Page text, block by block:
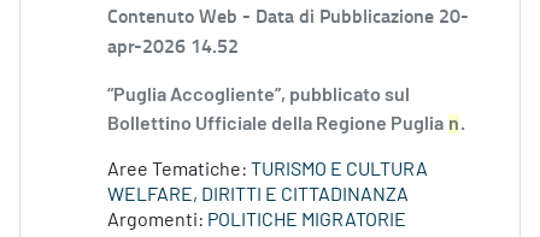
Contenuto Web - Data di Pubblicazione 20-
apr-2026 14.52
“Puglia Accogliente”, pubblicato sul
Bollettino Ufficiale della Regione Puglia n.
Aree Tematiche: TURISMO E CULTURA
WELFARE, DIRITTI E CITTADINANZA
Argomenti: POLITICHE MIGRATORIE